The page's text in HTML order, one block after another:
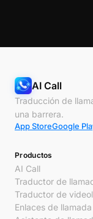
AI Call
Traducción de
una barrera.
App StoreGoogle
Productos
AI Call
Traductor de
Traductor de
Enlaces de